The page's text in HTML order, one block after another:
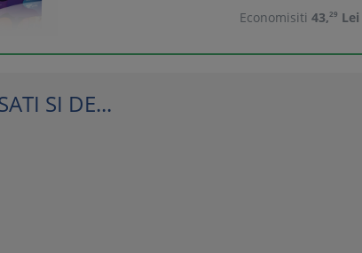
Economisiti 43,29 Lei
SI DE...